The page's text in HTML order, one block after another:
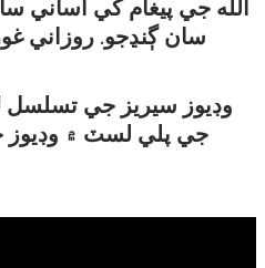
الله جي پيغام کي آساني
سان ڳنڍجو. روزاني
وڊيوز سيريز جي تسلسل
جي پلي لسٽ ۾ وڊيوز